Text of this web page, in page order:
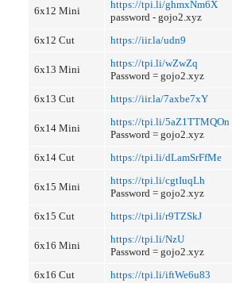
6x12 Mini
https://tpi.li/ghmxNm6X
password - gojo2.xyz
6x12 Cut
https://iir.la/udn9
6x13 Mini
https://tpi.li/wZwZq
Password = gojo2.xyz
6x13 Cut
https://iir.la/7axbe7xY
6x14 Mini
https://tpi.li/5aZ1TTMQOn
Password = gojo2.xyz
6x14 Cut
https://tpi.li/dLamSrFfMe
6x15 Mini
https://tpi.li/cgtIuqLh
Password = gojo2.xyz
6x15 Cut
https://tpi.li/r9TZSkJ
6x16 Mini
https://tpi.li/NzU
Password = gojo2.xyz
6x16 Cut
https://tpi.li/iftWe6u83